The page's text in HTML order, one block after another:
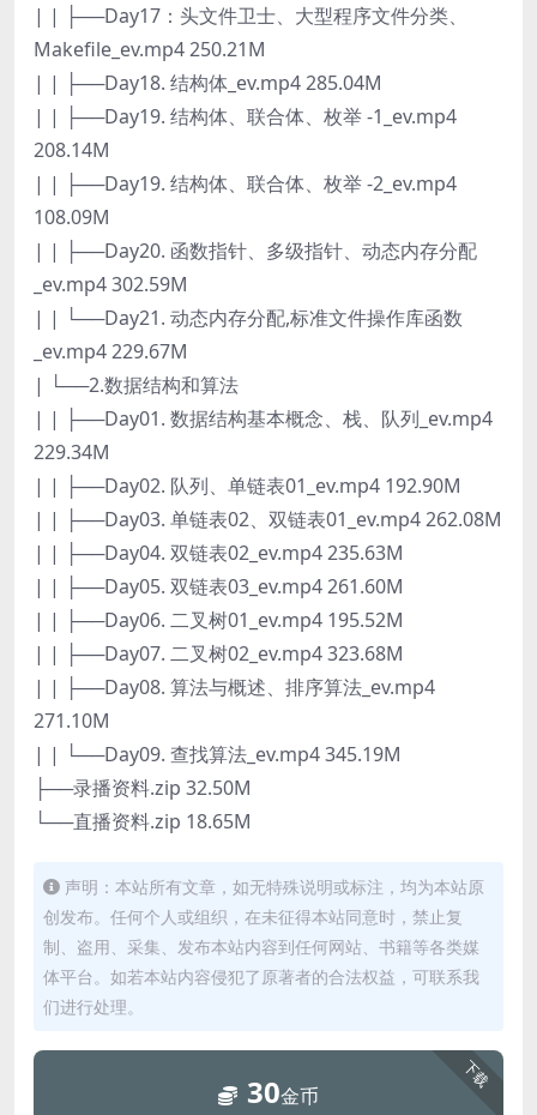
| | ├──Day17：头文件卫士、大型程序文件分类、
Makefile_ev.mp4 250.21M
| | ├──Day18. 结构体_ev.mp4 285.04M
| | ├──Day19. 结构体、联合体、枚举 -1_ev.mp4
208.14M
| | ├──Day19. 结构体、联合体、枚举 -2_ev.mp4
108.09M
| | ├──Day20. 函数指针、多级指针、动态内存分配
_ev.mp4 302.59M
| | └──Day21. 动态内存分配,标准文件操作库函数
_ev.mp4 229.67M
| └──2.数据结构和算法
| | ├──Day01. 数据结构基本概念、栈、队列_ev.mp4
229.34M
| | ├──Day02. 队列、单链表01_ev.mp4 192.90M
| | ├──Day03. 单链表02、双链表01_ev.mp4 262.08M
| | ├──Day04. 双链表02_ev.mp4 235.63M
| | ├──Day05. 双链表03_ev.mp4 261.60M
| | ├──Day06. 二叉树01_ev.mp4 195.52M
| | ├──Day07. 二叉树02_ev.mp4 323.68M
| | ├──Day08. 算法与概述、排序算法_ev.mp4
271.10M
| | └──Day09. 查找算法_ev.mp4 345.19M
├──录播资料.zip 32.50M
└──直播资料.zip 18.65M
声明：本站所有文章，如无特殊说明或标注，均为本站原
创发布。任何个人或组织，在未征得本站同意时，禁止复
制、盗用、采集、发布本站内容到任何网站、书籍等各类媒
体平台。如若本站内容侵犯了原著者的合法权益，可联系我
们进行处理。
下载
30金币